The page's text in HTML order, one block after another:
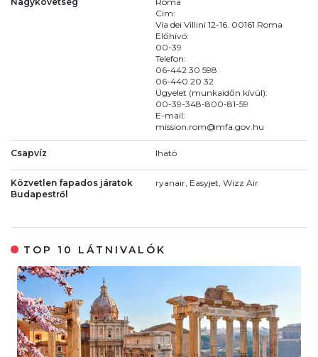
Cím:
Via dei Villini 12-16. 00161 Roma
Előhívó:
00-39
Telefon:
06-442 30 598
06-440 20 32
Ügyelet (munkaidőn kívül):
00-39-348-800-81-59
E-mail:
mission.rom@mfa.gov.hu
Csapvíz Iható
Közvetlen fapados járatok
Budapestről
ryanair, Easyjet, Wizz Air
TOP 10 LÁTNIVALÓK